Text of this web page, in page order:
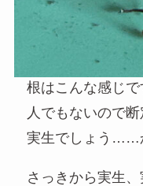
根はこんな感じ
人でもないので
実生でしょう……
さっきから実生